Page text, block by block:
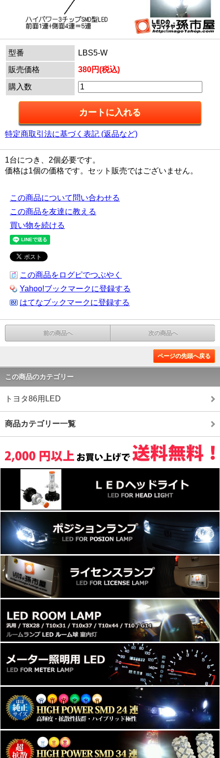
型番
LBS5-W
販売価格
380円(税込)
購入数
特定商取引法に基づく表記 (返品など)
1台につき、2個必要です。
価格は1個の価格です。セット販売ではございません。
この商品について問い合わせる
この商品を友達に教える
買い物を続ける
この商品をログピでつぶやく
Yahoo!ブックマークに登録する
はてなブックマークに登録する
前の商品へ 次の商品へ
ページの先頭へ戻る
この商品のカテゴリー
トヨタ86用LED
商品カテゴリー一覧